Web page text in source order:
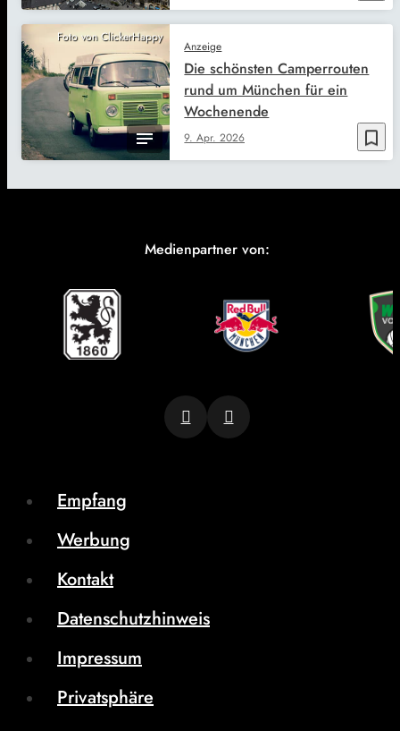
Foto von ClickerHappy
bookmark_border
Anzeige
9. Apr. 2026
Die schönsten Camperrouten
rund um München für ein
Wochenende
Medienpartner von:
Empfang
Werbung
Kontakt
Datenschutzhinweis
Impressum
Privatsphäre